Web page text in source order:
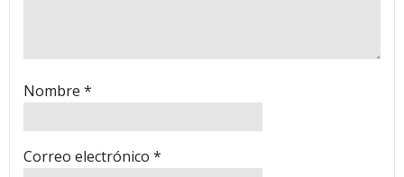
Nombre *
Correo electrónico *